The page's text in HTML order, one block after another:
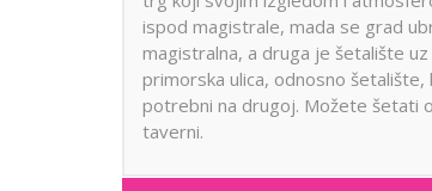
ispod magistrale, mada se grad
magistralna, a druga je šetalište
primorska ulica, odnosno
potrebni na drugoj. Možete šetati
taverni.